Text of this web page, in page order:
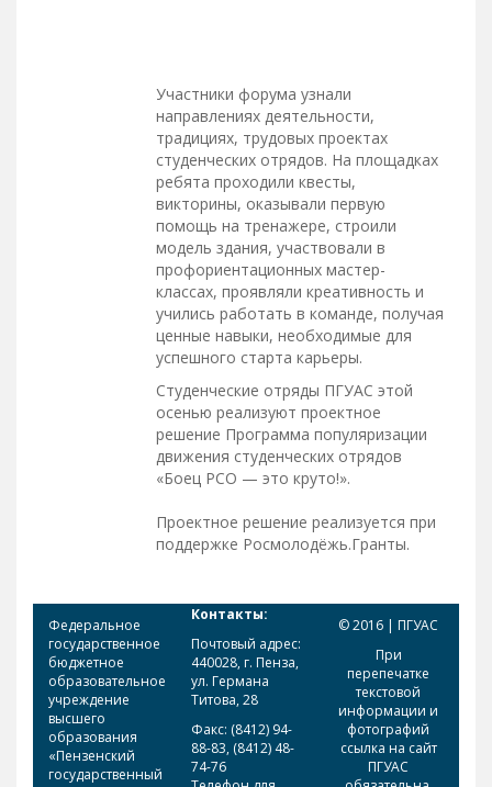
Участники форума узнали
направлениях деятельности,
традициях, трудовых проектах
студенческих отрядов. На площадках
ребята проходили квесты,
викторины, оказывали первую
помощь на тренажере, строили
модель здания, участвовали в
профориентационных мастер-
классах, проявляли креативность и
учились работать в команде, получая
ценные навыки, необходимые для
успешного старта карьеры.
Студенческие отряды ПГУАС этой
осенью реализуют проектное
решение Программа популяризации
движения студенческих отрядов
«Боец РСО — это круто!».
Проектное решение реализуется при
поддержке Росмолодёжь.Гранты.
Федеральное
государственное
бюджетное
образовательное
учреждение
высшего
образования
«Пензенский
государственный
Контакты:
Почтовый адрес:
440028, г. Пенза,
ул. Германа
Титова, 28
Факс: (8412) 94-
88-83, (8412) 48-
74-76
© 2016 | ПГУАС
При
перепечатке
текстовой
информации и
фотографий
ссылка на сайт
ПГУАС